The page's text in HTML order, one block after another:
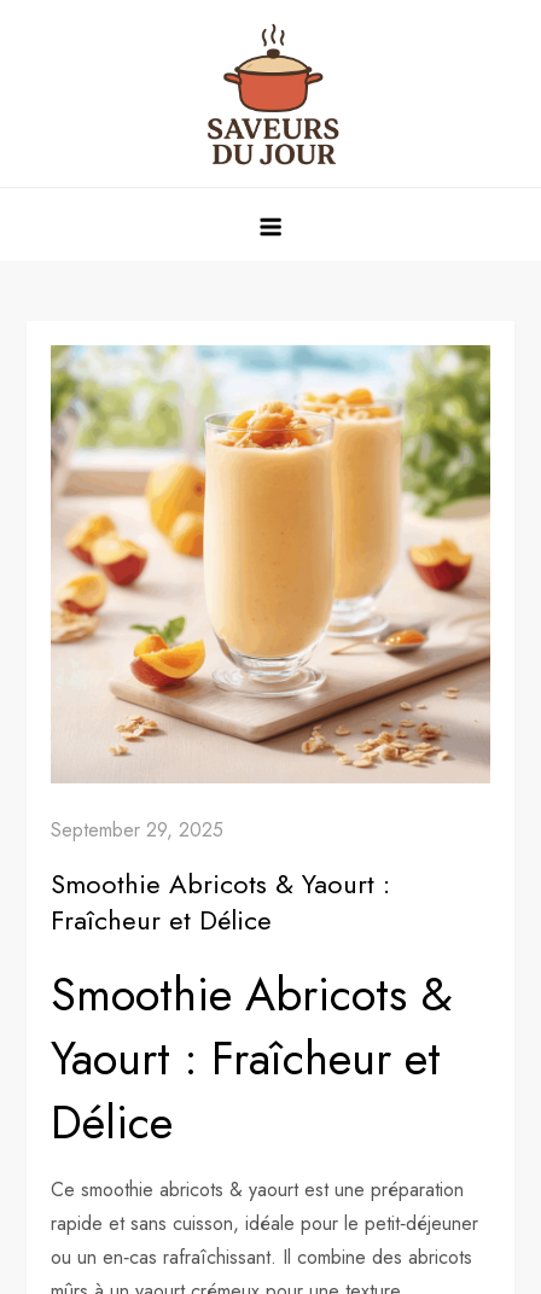
September 29, 2025
Smoothie Abricots & Yaourt :
Fraîcheur et Délice
Smoothie Abricots &
Yaourt : Fraîcheur et
Délice
Ce smoothie abricots & yaourt est une préparation
rapide et sans cuisson, idéale pour le petit‑déjeuner
ou un en‑cas rafraîchissant. Il combine des abricots